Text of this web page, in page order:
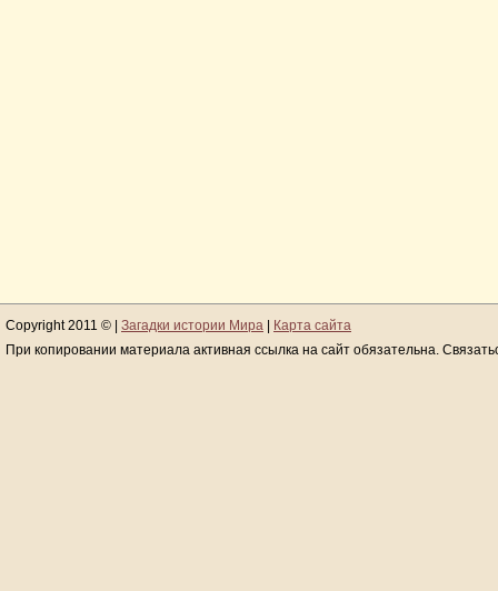
Copyright 2011 © | Загадки истории Мира
Карта сайта
При копировании материала активная ссылка на сайт обязательна.